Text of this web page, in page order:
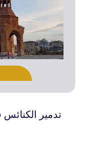
اقرأ
تدمير الكنائس